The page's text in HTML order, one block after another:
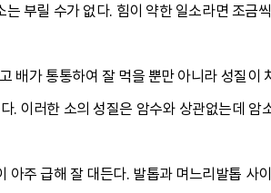
부릴 수가 없다. 힘이 약한 일소라면 조금
배가 통통하여 잘 먹을 뿐만 아니라 성질이
. 이러한 소의 성질은 암수와 상관없는데 암
주 급해 잘 대든다. 발톱과 며느리발톱 사